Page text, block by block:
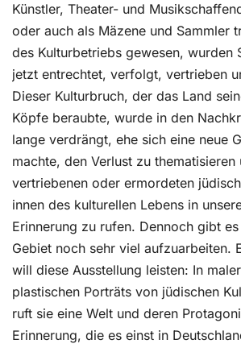
Künstler, Theater- und
oder auch als Mäzene und Sammler
des Kulturbetriebs gewesen, wurden
jetzt entrechtet, verfolgt, vertrieben
Dieser Kulturbruch, der das Land
Köpfe beraubte, wurde in den
lange verdrängt, ehe sich eine neue
machte, den Verlust zu thematisieren
vertriebenen oder ermordeten
innen des kulturellen Lebens in
Erinnerung zu rufen. Dennoch gibt
Gebiet noch sehr viel aufzuarbeiten.
will diese Ausstellung leisten: In
plastischen Porträts von jüdischen
ruft sie eine Welt und deren
Erinnerung, die es einst in